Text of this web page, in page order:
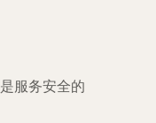
服务安全的